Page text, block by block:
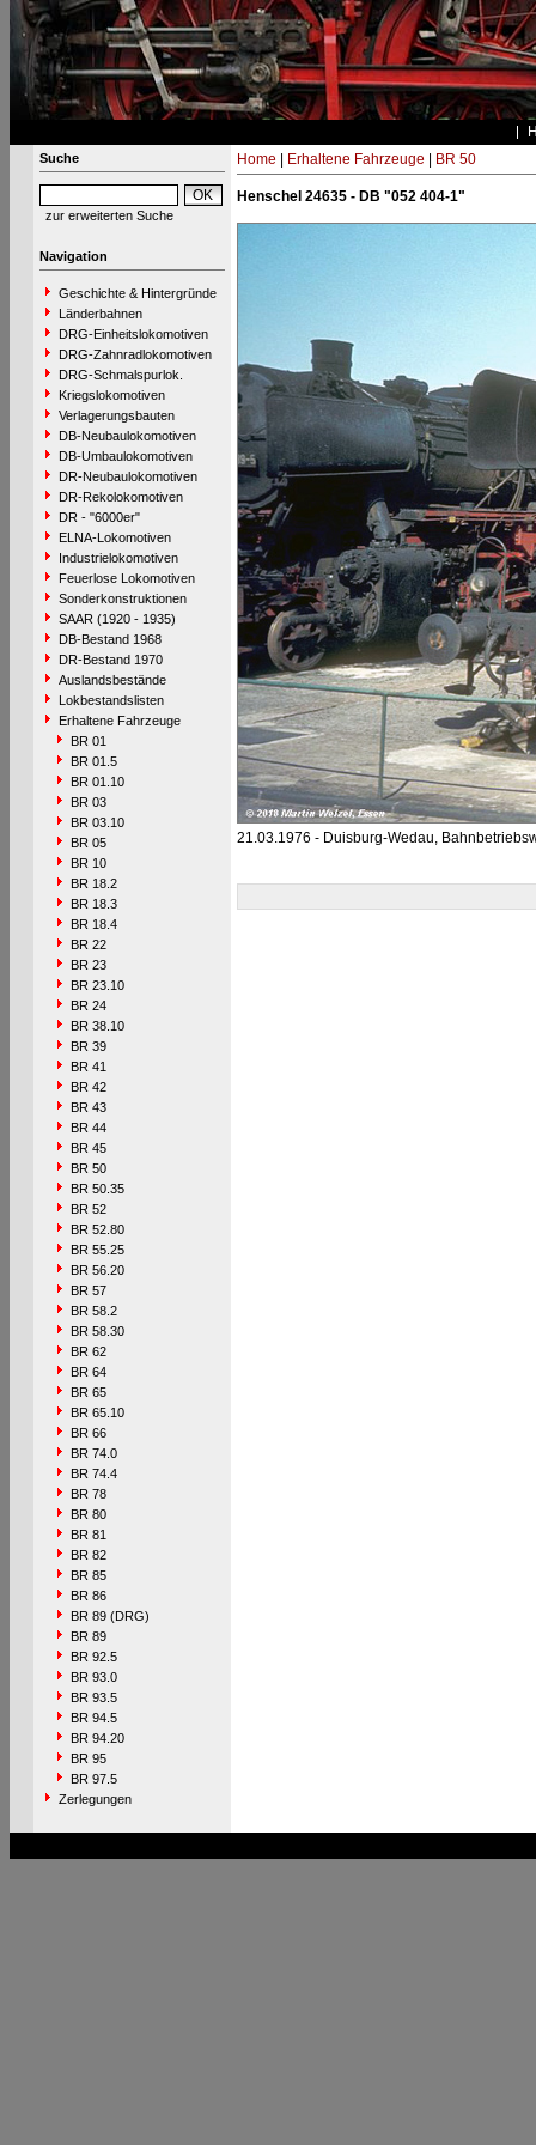
Suche
zur erweiterten Suche
Navigation
Geschichte & Hintergründe
Länderbahnen
DRG-Einheitslokomotiven
DRG-Zahnradlokomotiven
DRG-Schmalspurlok.
Kriegslokomotiven
Verlagerungsbauten
DB-Neubaulokomotiven
DB-Umbaulokomotiven
DR-Neubaulokomotiven
DR-Rekolokomotiven
DR - "6000er"
ELNA-Lokomotiven
Industrielokomotiven
Feuerlose Lokomotiven
Sonderkonstruktionen
SAAR (1920 - 1935)
DB-Bestand 1968
DR-Bestand 1970
Auslandsbestände
Lokbestandslisten
Erhaltene Fahrzeuge
BR 01
BR 01.5
BR 01.10
BR 03
BR 03.10
BR 05
BR 10
BR 18.2
BR 18.3
BR 18.4
BR 22
BR 23
BR 23.10
BR 24
BR 38.10
BR 39
BR 41
BR 42
BR 43
BR 44
BR 45
BR 50
BR 50.35
BR 52
BR 52.80
BR 55.25
BR 56.20
BR 57
BR 58.2
BR 58.30
BR 62
BR 64
BR 65
BR 65.10
BR 66
BR 74.0
BR 74.4
BR 78
BR 80
BR 81
BR 82
BR 85
BR 86
BR 89 (DRG)
BR 89
BR 92.5
BR 93.0
BR 93.5
BR 94.5
BR 94.20
BR 95
BR 97.5
Zerlegungen
Home Erhaltene Fahrzeuge BR 50
Henschel 24635 - DB "052 404-1"
21.03.1976 - Duisburg-Wedau,